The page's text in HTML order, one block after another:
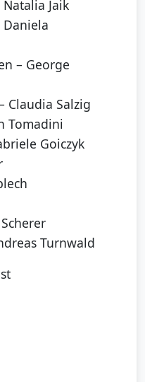
Jaik
– George
Claudia Salzig
Tomadini
Goiczyk
Turnwald